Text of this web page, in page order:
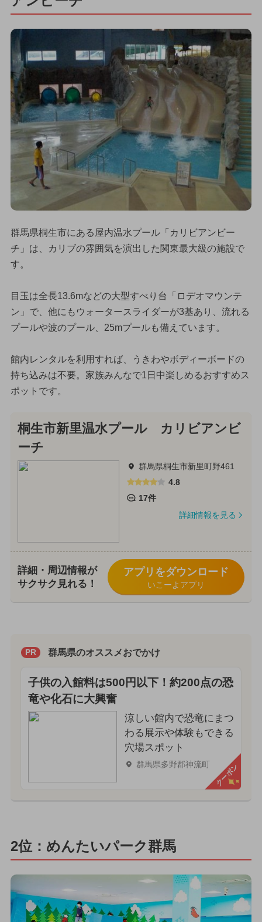
群馬県桐生市にある屋内温水プール「カリビアンビー
チ」は、カリブの雰囲気を演出した関東最大級の施設で
す。
目玉は全長13.6mなどの大型すべり台「ロデオマウンテ
ン」で、他にもウォータースライダーが3基あり、流れる
プールや波のプール、25mプールも備えています。
館内レンタルを利用すれば、うきわやボディーボードの
持ち込みは不要。家族みんなで1日中楽しめるおすすめス
ポットです。
桐生市新里温水プール カリビアンビ
ーチ
群馬県桐生市新里町野461
4.8
17件
詳細情報を見る
詳細・周辺情報が
サクサク見れる！
アプリをダウンロード
いこーよアプリ
PR 群馬県のオススメおでかけ
子供の入館料は500円以下！約200点の恐
竜や化石に大興奮
涼しい館内で恐竜にまつ
わる展示や体験もできる
穴場スポット
群馬県多野郡神流町 クーポン
2位：めんたいパーク群馬